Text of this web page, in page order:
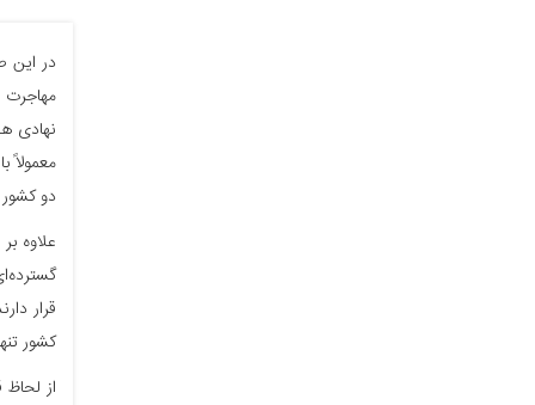
در
مهاجرت
نهادی
معمولاً
دو
علاوه
قرار
کشور
از